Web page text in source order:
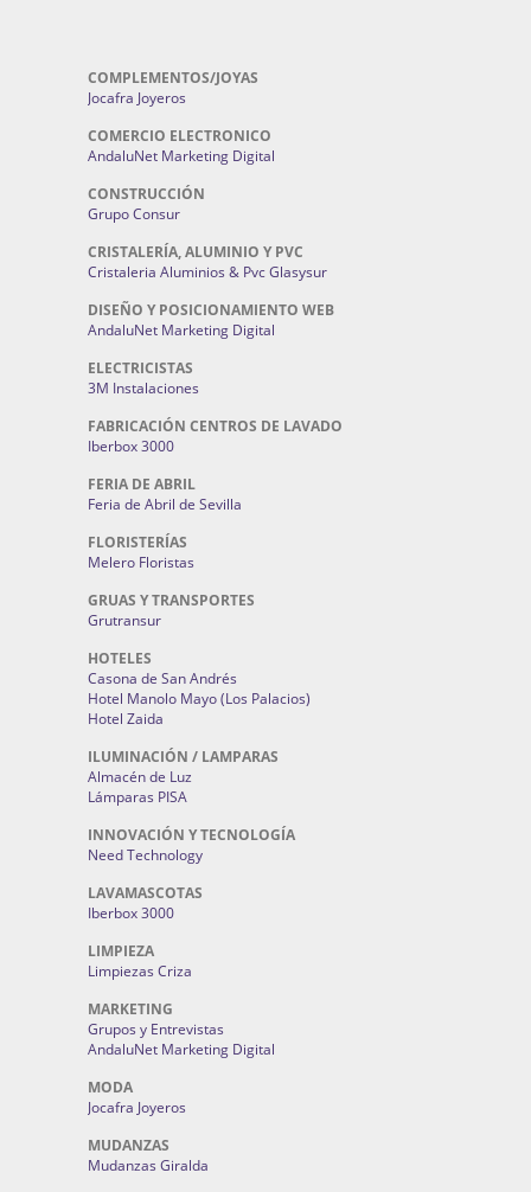
COMPLEMENTOS/JOYAS
Jocafra Joyeros
COMERCIO ELECTRONICO
AndaluNet Marketing Digital
CONSTRUCCIÓN
Grupo Consur
CRISTALERÍA, ALUMINIO Y PVC
Cristaleria Aluminios & Pvc Glasysur
DISEÑO Y POSICIONAMIENTO WEB
AndaluNet Marketing Digital
ELECTRICISTAS
3M Instalaciones
FABRICACIÓN CENTROS DE LAVADO
Iberbox 3000
FERIA DE ABRIL
Feria de Abril de Sevilla
FLORISTERÍAS
Melero Floristas
GRUAS Y TRANSPORTES
Grutransur
HOTELES
Casona de San Andrés
Hotel Manolo Mayo (Los Palacios)
Hotel Zaida
ILUMINACIÓN / LAMPARAS
Almacén de Luz
Lámparas PISA
INNOVACIÓN Y TECNOLOGÍA
Need Technology
LAVAMASCOTAS
Iberbox 3000
LIMPIEZA
Limpiezas Criza
MARKETING
Grupos y Entrevistas
AndaluNet Marketing Digital
MODA
Jocafra Joyeros
MUDANZAS
Mudanzas Giralda